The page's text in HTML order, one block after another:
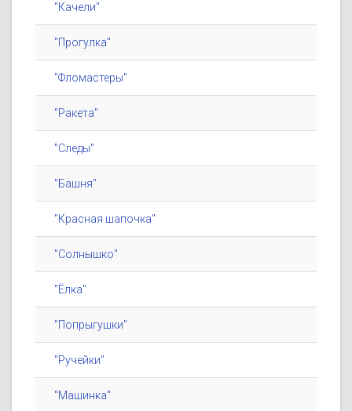
"Качели"
"Прогулка"
"Фломастеры"
"Ракета"
"Следы"
"Башня"
"Красная шапочка"
"Солнышко"
"Ёлка"
"Попрыгушки"
"Ручейки"
"Машинка"